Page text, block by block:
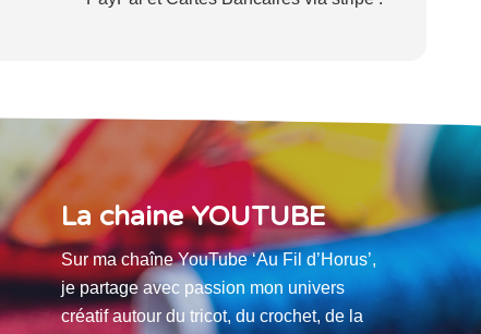
La chaine YOUTUBE
Sur ma chaîne YouTube ‘Au Fil d’Horus’,
je partage avec passion mon univers
créatif autour du tricot, du crochet, de la